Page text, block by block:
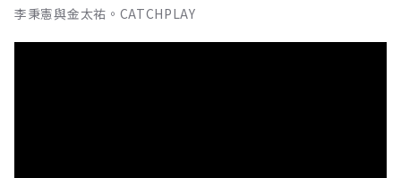
李秉憲與金太祐。CATCHPLAY